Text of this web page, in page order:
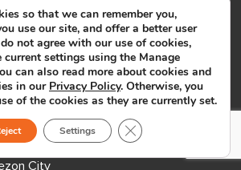
City
so that we can remember you,
use our site, and offer a better user
not agree with our use of cookies,
current settings using the Manage
can also read more about cookies and
in our Privacy Policy. Otherwise, you
of the cookies as they are currently set.
Settings Close GDPR Cookie